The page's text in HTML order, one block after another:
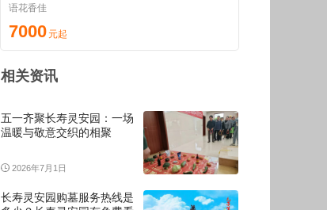
语花香佳
7000
相关资讯
五一齐聚长寿灵安园：一场
温暖与敬意交织的相聚
2026年7月1日
长寿灵安园购墓服务热线是